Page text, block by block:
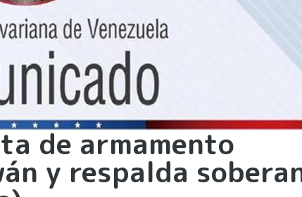
de armamento
y respalda